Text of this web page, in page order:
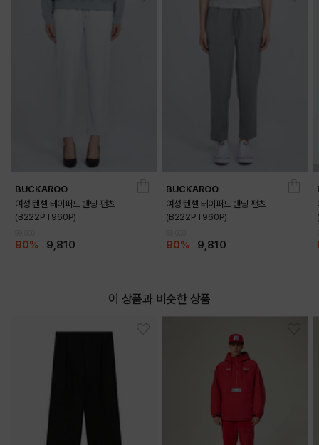
BUCKAROO
여성 텐셀 테이퍼드 밴딩 팬츠
(B222PT960P)
90% 9,810
BUCKAROO
여성 텐셀 테이퍼드 밴딩 팬츠
(B222PT960P)
90% 9,810
이 상품과 비슷한 상품